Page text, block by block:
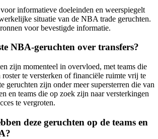
informatieve doeleinden en weerspiegelt
situatie van de NBA trade geruchten.
voor bevestigde informatie.
NBA-geruchten over transfers?
zijn momenteel in overvloed, met teams die
roster te versterken of financiële ruimte vrij te
geruchten zijn onder meer supersterren die van
en teams die op zoek zijn naar versterkingen
te vergroten.
deze geruchten op de teams en